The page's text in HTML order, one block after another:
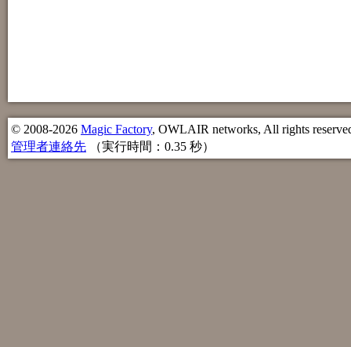
© 2008-2026 Magic Factory, OWLAIR networks, All rights
管理者連絡先 （実行時間：0.35 秒）